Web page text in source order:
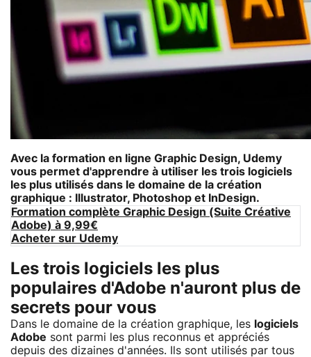
Avec la formation en ligne Graphic Design, Udemy
vous permet d'apprendre à utiliser les trois logiciels
les plus utilisés dans le domaine de la création
graphique :
Illustrator, Photoshop et InDesign.
Formation complète Graphic Design (Suite Créative
Adobe) à 9,99€
Acheter sur Udemy
Les trois logiciels les plus
populaires d'Adobe n'auront plus de
secrets pour vous
Dans le domaine de la création graphique, les logiciels
Adobe sont parmi les plus reconnus et appréciés
depuis des dizaines d'années. Ils sont utilisés par tous